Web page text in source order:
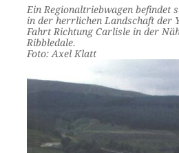
Ein Regionaltriebwagen befindet
in der herrlichen Landschaft der
Fahrt Richtung Carlisle in der
Ribbledale.
Foto: Axel Klatt